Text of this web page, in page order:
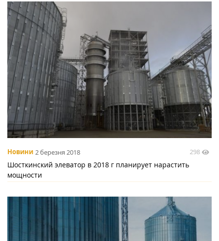
Новини 2 березня 2018 298
Шосткинский элеватор в 2018 г планирует нарастить
мощности